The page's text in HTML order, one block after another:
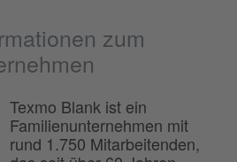
zum
Texmo Blank ist ein
Familienunternehmen mit
rund 1.750 Mitarbeitenden,